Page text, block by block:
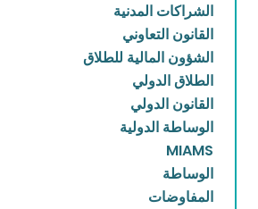
الشراكات المدنية
القانون التعاوني
الشؤون المالية للطلاق
الطلاق الدولي
القانون الدولي
الوساطة الدولية
MIAMS
الوساطة
المفاوضات